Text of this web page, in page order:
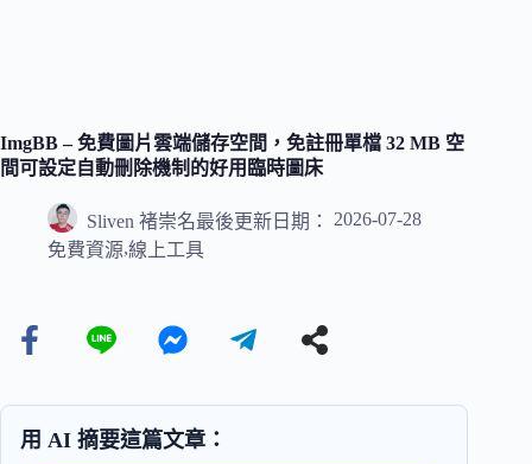
ImgBB – 免費圖片雲端儲存空間，免註冊單檔 32 MB 空
間可設定自動刪除機制的好用臨時圖床
Sliven 褚崇名最後更新日期：
2026-07-28
免費資源,線上工具
用 AI 摘要這篇文章：